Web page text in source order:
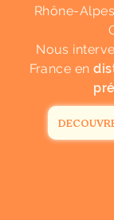
Rhône-
Nous
France en